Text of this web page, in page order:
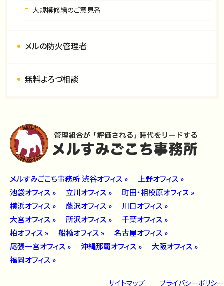
大規模修繕のご意見番
メルの防火管理者
無料よろづ相談
メルすみごこち事務所 渋谷オフィス »
上野オフィス »
池袋オフィス »
立川オフィス »
町田・相模原オフィス »
横浜オフィス »
藤沢オフィス »
川口オフィス »
大宮オフィス »
所沢オフィス »
千葉オフィス »
柏オフィス »
船橋オフィス »
名古屋オフィス »
尾張一宮オフィス »
沖縄那覇オフィス »
大阪オフィス »
福岡オフィス »
サイトマップ プライバシーポリシー